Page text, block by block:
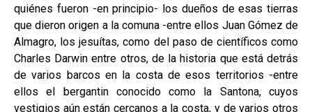
quiénes fueron -en principio- los dueños de esas tierras
que dieron origen a la comuna -entre ellos Juan Gómez de
Almagro, los jesuítas, como del paso de científicos como
Charles Darwin entre otros, de la historia que está detrás
de varios barcos en la costa de esos territorios -entre
ellos el bergantin conocido como la Santona, cuyos
vestigios aún están cercanos a la costa, y de varios otros